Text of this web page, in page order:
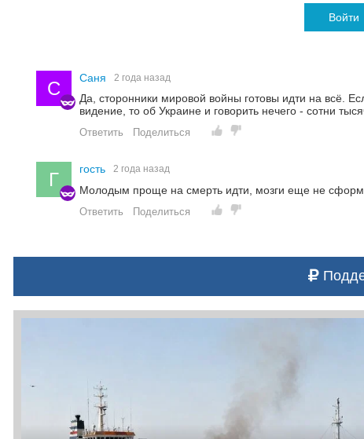
Войти
С Саня 2 года назад
Да, сторонники мировой войны готовы идти на всё.
видение, то об Украине и говорить нечего - сотни
Ответить Поделиться
Г гость 2 года назад
Молодым проще на смерть идти, мозги еще не
Ответить Поделиться